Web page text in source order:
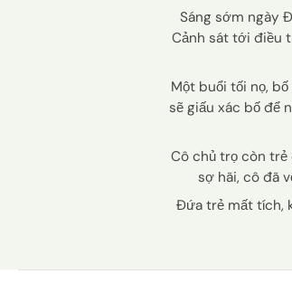
Sáng sớm ngày
Cảnh sát tới điều
Một buổi tối nọ,
sẽ giấu xác bố để
Cô chủ trọ còn trẻ
sợ hãi, cô đã
Đứa trẻ mất tích,